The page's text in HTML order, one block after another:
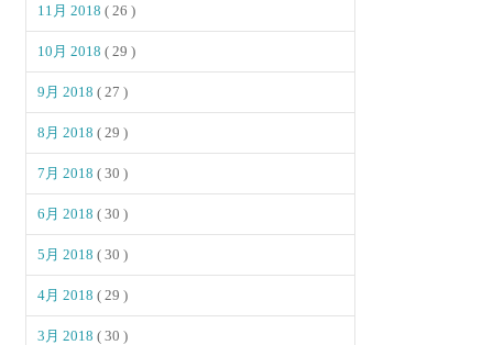
11月 2018( 26 )
10月 2018( 29 )
9月 2018( 27 )
8月 2018( 29 )
7月 2018( 30 )
6月 2018( 30 )
5月 2018( 30 )
4月 2018( 29 )
3月 2018( 30 )